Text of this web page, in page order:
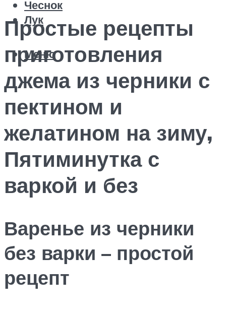
Чеснок
Лук
Меню
Простые рецепты
приготовления
джема из черники с
пектином и
желатином на зиму,
Пятиминутка с
варкой и без
Варенье из черники
без варки – простой
рецепт